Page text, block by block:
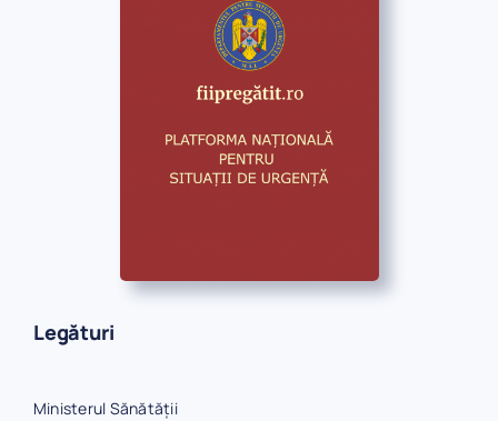
Legături
Ministerul Sănătății